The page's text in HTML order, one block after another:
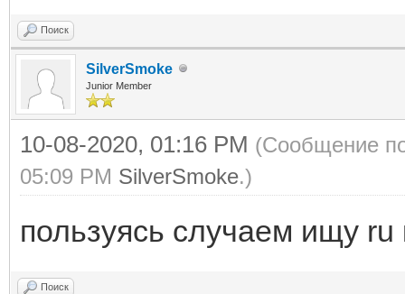
Поиск
SilverSmoke
Junior Member
10-08-2020, 01:16 PM (Сообщение
05:09 PM SilverSmoke.)
пользуясь случаем ищу ru
Поиск